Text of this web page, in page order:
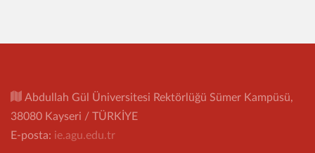
Abdullah Gül Üniversitesi Rektörlüğü Sümer Kampüsü,
38080 Kayseri / TÜRKİYE
E-posta: ie.agu.edu.tr